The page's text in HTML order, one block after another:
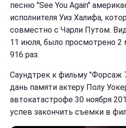
песню "See You Again"
исполнителя Уиз Халифа,
совместно с Чарли Путом.
11 июля, было просмотрено 2
916 раз.
Саундтрек к фильму "Форсаж
дань памяти актеру Полу
автокатастрофе 30 ноября
успев закончить съемки в